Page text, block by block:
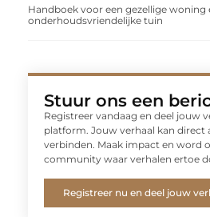
Handboek voor een gezellige woning
onderhoudsvriendelijke tuin
Stuur ons een
Registreer vandaag en deel jouw
platform. Jouw verhaal kan direct
verbinden. Maak impact en word
community waar verhalen ertoe
Registreer nu en deel jouw